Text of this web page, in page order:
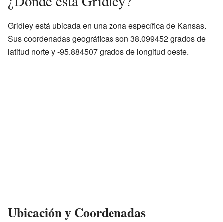
Gridley está ubicada en una zona específica de Kansas.
Sus coordenadas geográficas son 38.099452 grados de
latitud norte y -95.884507 grados de longitud oeste.
Ubicación y Coordenadas